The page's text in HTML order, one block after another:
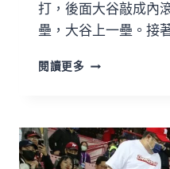
打，後面大谷敲成內
壘，大谷上一壘。接
閱讀更多